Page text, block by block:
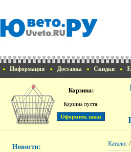
Информация Доставка Скидки
Корзина:
Корзина пуста.
Новости: Каталог /